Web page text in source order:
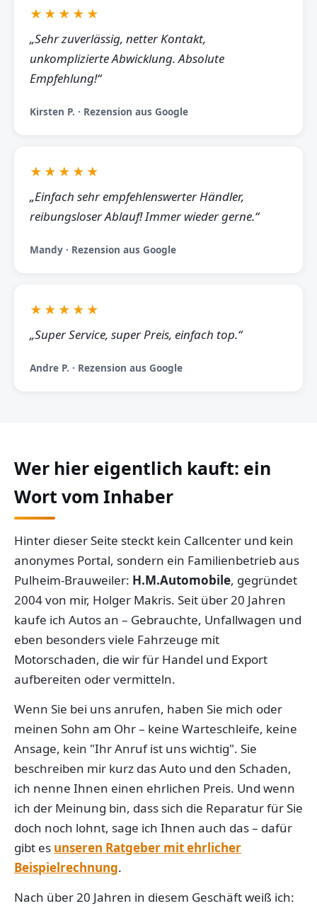
★★★★★
„Sehr zuverlässig, netter Kontakt,
unkomplizierte Abwicklung. Absolute
Empfehlung!“
Kirsten P. · Rezension aus Google
★★★★★
„Einfach sehr empfehlenswerter Händler,
reibungsloser Ablauf! Immer wieder gerne.“
Mandy · Rezension aus Google
★★★★★
„Super Service, super Preis, einfach top.“
Andre P. · Rezension aus Google
Wer hier eigentlich kauft: ein
Wort vom Inhaber
Hinter dieser Seite steckt kein Callcenter und kein
anonymes Portal, sondern ein Familienbetrieb aus
Pulheim-Brauweiler: H.M.Automobile, gegründet
2004 von mir, Holger Makris. Seit über 20 Jahren
kaufe ich Autos an – Gebrauchte, Unfallwagen und
eben besonders viele Fahrzeuge mit
Motorschaden, die wir für Handel und Export
aufbereiten oder vermitteln.
Wenn Sie bei uns anrufen, haben Sie mich oder
meinen Sohn am Ohr – keine Warteschleife, keine
Ansage, kein "Ihr Anruf ist uns wichtig". Sie
beschreiben mir kurz das Auto und den Schaden,
ich nenne Ihnen einen ehrlichen Preis. Und wenn
ich der Meinung bin, dass sich die Reparatur für Sie
doch noch lohnt, sage ich Ihnen auch das – dafür
gibt es unseren Ratgeber mit ehrlicher
Beispielrechnung.
Nach über 20 Jahren in diesem Geschäft weiß ich: